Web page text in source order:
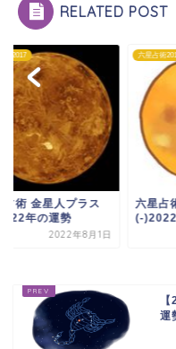
RELATED POST
術2017
占術 金星人プラス
年の運勢
2022年8月1日
六星占術
六星占
(-
運